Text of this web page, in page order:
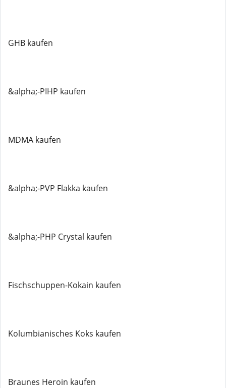
GHB kaufen
&alpha;-PIHP kaufen
MDMA kaufen
&alpha;-PVP Flakka kaufen
&alpha;-PHP Crystal kaufen
Fischschuppen-Kokain kaufen
Kolumbianisches Koks kaufen
Braunes Heroin kaufen